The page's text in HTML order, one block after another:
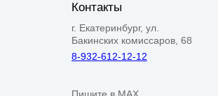
Контакты
г. Екатеринбург, ул.
Бакинских комиссаров, 68
8-932-612-12-12
Пишите в MAX